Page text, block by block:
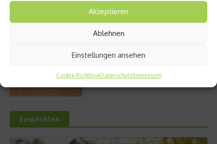
Akzeptieren
Ablehnen
Einstellungen ansehen
Cookie-RichtlinieDatenschutzImpressum
Stuhlgang – wie oft ist eigentlich normal?
Empfohlen